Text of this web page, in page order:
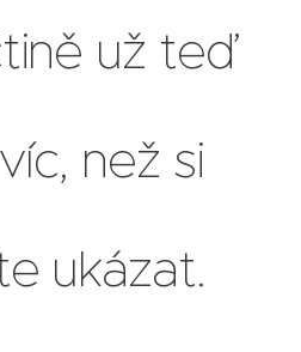
už teď
než si
ukázat.